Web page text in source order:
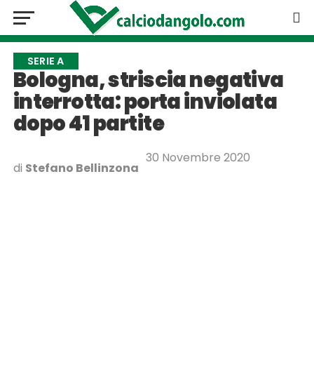
SERIE A
Bologna, striscia negativa
interrotta: porta inviolata
dopo 41 partite
di Stefano Bellinzona
30 Novembre 2020